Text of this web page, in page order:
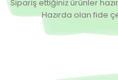
Sipariş ettiğiniz ürünler
Hazırda olan fide